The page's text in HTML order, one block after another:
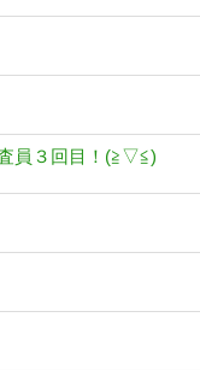
員３回目！(⁠≧⁠▽⁠≦⁠)